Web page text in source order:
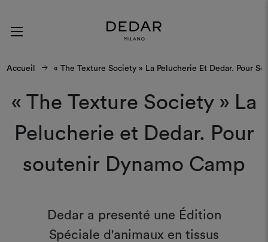
Accueil « The Texture Society » La Pelucherie Et Dedar. Pour
« The Texture Society » La
Pelucherie et Dedar. Pour
soutenir Dynamo Camp
Dedar a presenté une Édition
Spéciale d'animaux en tissus